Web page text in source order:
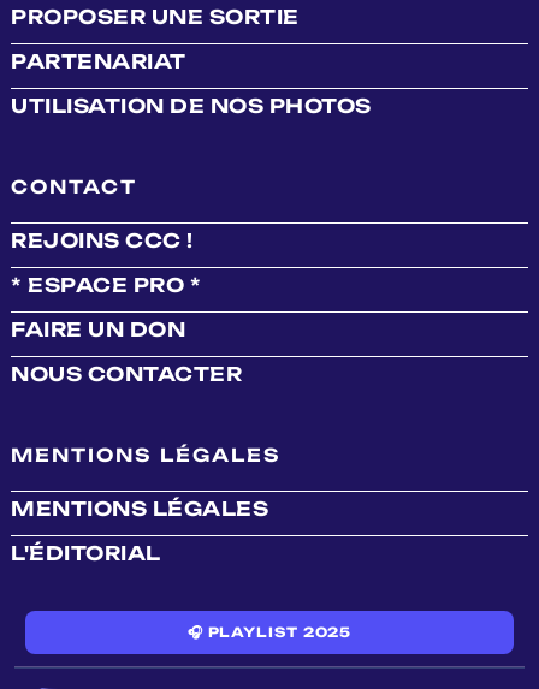
PROPOSER UNE SORTIE
PARTENARIAT
UTILISATION DE NOS PHOTOS
CONTACT
REJOINS CCC !
* ESPACE PRO *
FAIRE UN DON
NOUS CONTACTER
MENTIONS LÉGALES
MENTIONS LÉGALES
L'ÉDITORIAL
🎧 PLAYLIST 2025